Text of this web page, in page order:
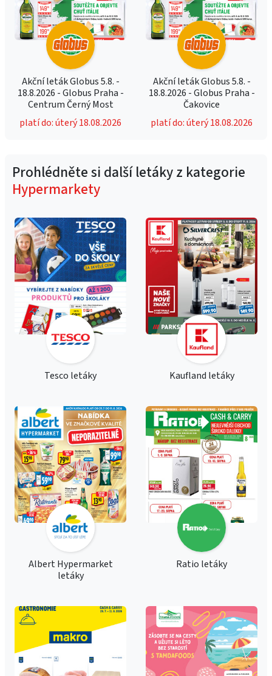
Akční leták Globus 5.8. -
18.8.2026 - Globus Praha -
Centrum Černý Most
platí do: úterý 18.08.2026
Akční leták Globus 5.8. -
18.8.2026 - Globus Praha -
Čakovice
platí do: úterý 18.08.2026
Prohlédněte si další letáky z kategorie
Hypermarkety
Tesco letáky Kaufland letáky
Albert Hypermarket
letáky
Ratio letáky